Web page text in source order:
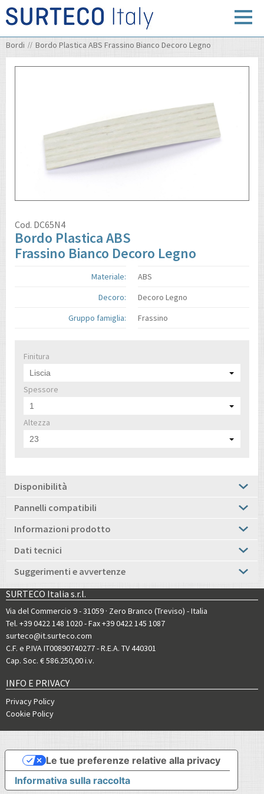
Bordi Bordo Plastica ABS Frassino Bianco Decoro Legno
Cod. DC65N4
Bordo Plastica ABS
Frassino Bianco Decoro Legno
Materiale:
Decoro:
Gruppo famiglia:
ABS
Decoro Legno
Frassino
Finitura
Liscia
Spessore
1
Altezza
23
Disponibilità
Pannelli compatibili
Informazioni prodotto
Dati tecnici
Suggerimenti e avvertenze
SURTECO Italia s.r.l.
Via del Commercio 9 - 31059 · Zero Branco (Treviso) - Italia
Tel. +39 0422 148 1020- Fax +39 0422 145 1087
surteco@it.surteco.com
C.F. e P.IVA IT00890740277 - R.E.A. TV 440301
Cap. Soc. € 586.250,00 i.v.
INFO E PRIVACY
Privacy Policy
Cookie Policy
Informativa sulla raccolta
Le tue preferenze relative alla privacy